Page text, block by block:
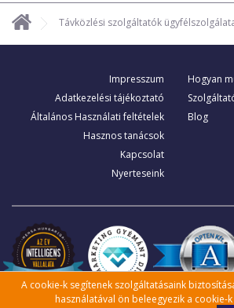
Távközlési szolgáltatók
Impresszum
Adatkezelési tájékoztató
Általános Használati feltételek
Hasznos tanácsok
Kapcsolat
Nyerteseink
Hogyan
Blog
A cookie-k segítenek szolgáltatásaink
használatával ön beleegyezik a cookie-